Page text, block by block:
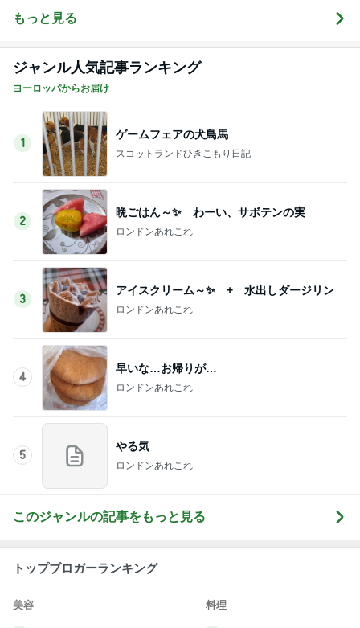
もっと見る
ジャンル人気記事ランキング
ヨーロッパからお届け
1
ゲームフェアの犬鳥馬
スコットランドひきこもり日記
2
晩ごはん～✨ わーい、サボテンの実
ロンドンあれこれ
3
アイスクリーム～✨ + 水出しダージリン
ロンドンあれこれ
4
早いな…お帰りが…
ロンドンあれこれ
5
やる気
ロンドンあれこれ
このジャンルの記事をもっと見る
トップブロガーランキング
美容 料理